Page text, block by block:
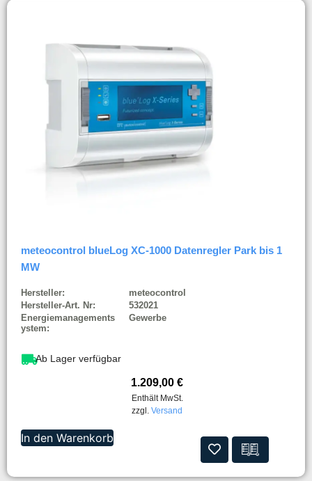
meteocontrol blueLog XC-1000 Datenregler Park bis 1
MW
Hersteller:
meteocontrol
Hersteller-Art. Nr:
532021
Energiemanagements
ystem:
Gewerbe
Ab Lager verfügbar
1.209,00 €
Enthält MwSt.
zzgl. Versand
In den Warenkorb